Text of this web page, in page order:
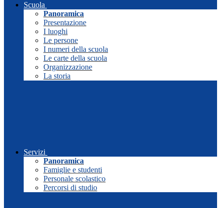
Scuola
Panoramica
Presentazione
I luoghi
Le persone
I numeri della scuola
Le carte della scuola
Organizzazione
La storia
Servizi
Panoramica
Famiglie e studenti
Personale scolastico
Percorsi di studio